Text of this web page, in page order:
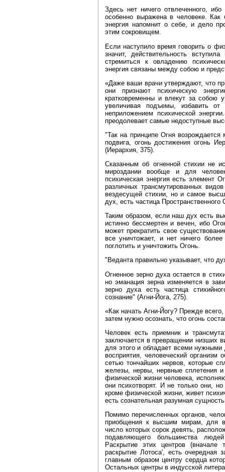
Здесь нет ничего отвлеченного,
особенно выражена в человеке.
энергия напомнит о себе, и дело
этим сокровищем.
Если наступило время говорить о
значит, действительность
стремиться к овладению
энергия связаны между собою и
«Даже ваши врачи утверждают, что
они признают психическую
кратковременны и влекут за собою
увеличивая подъемы, избавить
неприложением психической
преодолевает самые недоступные
"Так на принципе Огня возрождается
подвига, огонь достижения огонь
(Иерархия, 375).
Сказанным об огненной стихии не
мироздании вообще и для
психическая энергия есть элемент
различных трансмутированных
вездесущей стихии, но и самое
дух, есть частица Пространственного
Таким образом, если наш дух есть
истинно бессмертен и вечен, ибо
может прекратить свое
все уничтожает, и нет ничего
поглотить и уничтожить Огонь.
"Веданта правильно указывает, что
Огненное зерно духа остается в
но эманация зерна изменяется в
зерно духа есть частица
сознание" (Агни‑Йога, 275).
«Как начать Агни‑Йогу? Прежде
затем нужно осознать, что огонь
Человек есть приемник и
заключается в превращении низших
для этого и обладает всеми
восприятия, человеческий
сетью тончайших нервов, которые
железы, нервы, нервные сплетения
физической жизни человека,
они психотворят. И не только они,
кроме физической жизни, живет
есть сознательная разумная
Помимо перечисленных органов,
приобщения к высшим мирам, для
число которых сорок девять,
подавляющего большинства
Раскрытие этих центров (вначале
раскрытие Лотоса', есть очередная
главным образом центру сердца
Остальных центры в индусской